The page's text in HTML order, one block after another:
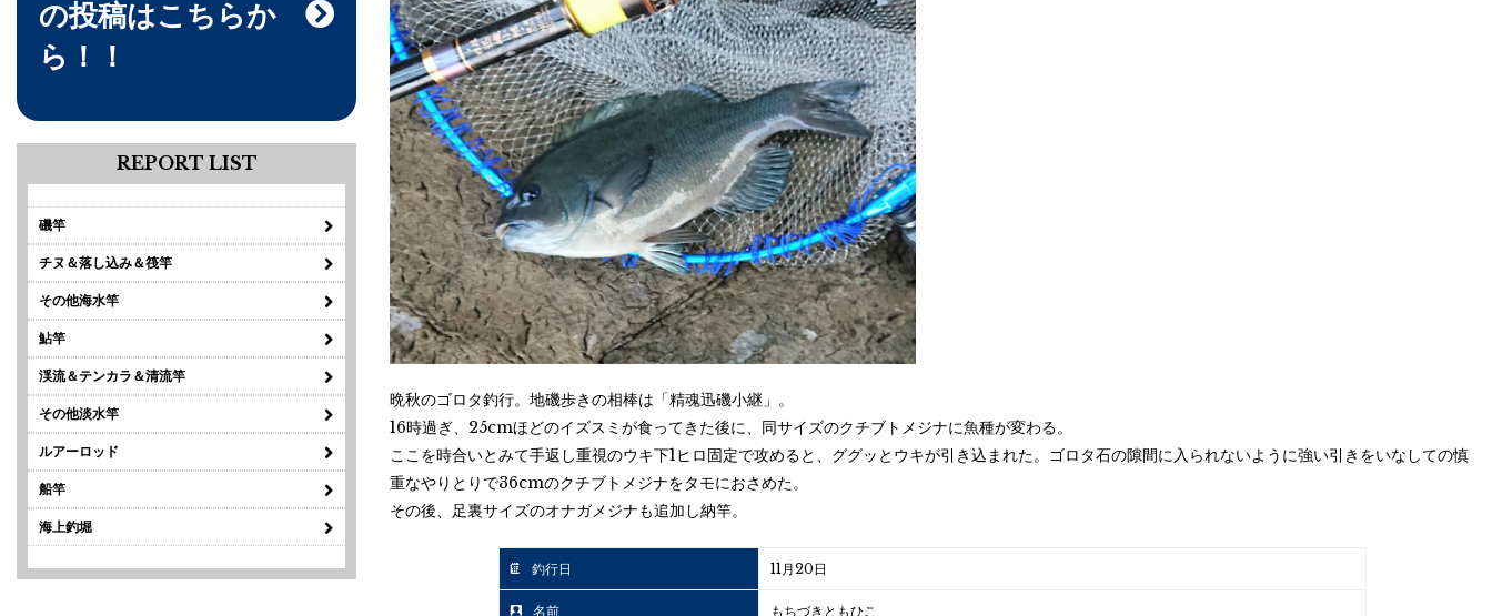
の投稿はこちらか
ら！！
REPORT LIST
磯竿
チヌ＆落し込み＆筏竿
その他海水竿
鮎竿
渓流＆テンカラ＆清流竿
その他淡水竿
ルアーロッド
船竿
海上釣堀
晩秋のゴロタ釣行。地磯歩きの相棒は「精魂迅磯小継」。
16時過ぎ、25cmほどのイズスミが食ってきた後に、同サイズのクチブトメジナに魚種が変わる。
ここを時合いとみて手返し重視のウキ下1ヒロ固定で攻めると、ググッとウキが引き込まれた。ゴロタ石の隙間に入られないように強い引きをいなしての慎
重なやりとりで36cmのクチブトメジナをタモにおさめた。
その後、足裏サイズのオナガメジナも追加し納竿。
釣行日 11月20日
名前 もちづきともひこ